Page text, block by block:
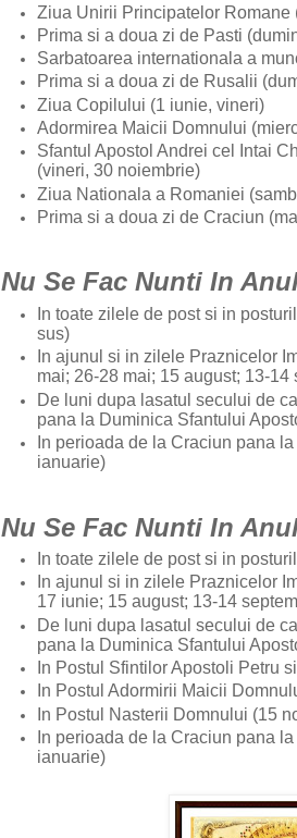
Ziua Unirii Principatelor Romane
Prima si a doua zi de Pasti
Sarbatoarea internationala a
Prima si a doua zi de Rusalii
Ziua Copilului (1 iunie, vineri)
Adormirea Maicii Domnului
Sfantul Apostol Andrei cel Intai
(vineri, 30 noiembrie)
Ziua Nationala a Romaniei
Prima si a doua zi de Craciun
Nu Se Fac Nunti In
In toate zilele de post si in
sus)
In ajunul si in zilele Praznicelor
mai; 26-28 mai; 15 august; 13-14
De luni dupa lasatul secului de
pana la Duminica Sfantului
In perioada de la Craciun pana
ianuarie)
Nu Se Fac Nunti In
In toate zilele de post si in
In ajunul si in zilele Praznicelor
17 iunie; 15 august; 13-14
De luni dupa lasatul secului de
pana la Duminica Sfantului
In Postul Sfintilor Apostoli Petru
In Postul Adormirii Maicii
In Postul Nasterii Domnului (15
In perioada de la Craciun pana
ianuarie)